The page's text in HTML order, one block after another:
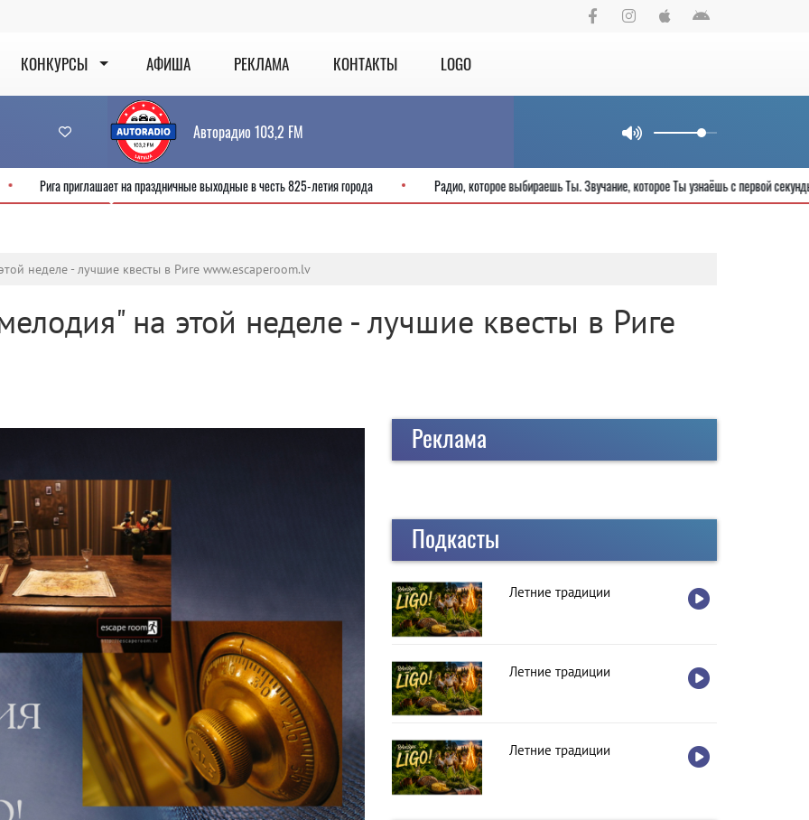
КОНКУРСЫ АФИША РЕКЛАМА КОНТАКТЫ LOGO
Авторадио 103,2 FM
Рига приглашает на праздничные выходные в честь 825-летия города Радио, которое выбираешь Ты. Звучание, которое Ты узнаёшь с
неделе - лучшие квесты в Риге www.escaperoom.lv
на этой неделе - лучшие квесты в Риге
Реклама
Подкасты
Летние традиции
Летние традиции
Летние традиции